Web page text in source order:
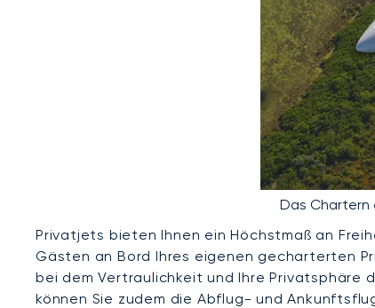
Das Chartern
Privatjets bieten Ihnen ein Höchstmaß an
Gästen an Bord Ihres eigenen gecharterten
bei dem Vertraulichkeit und Ihre Privatsphäre
können Sie zudem die Abflug- und